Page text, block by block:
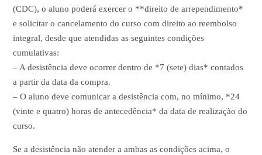
(CDC), o aluno poderá exercer o **direito de arrependimento*
e solicitar o cancelamento do curso com direito ao reembolso
integral, desde que atendidas as seguintes condições
cumulativas:
– A desistência deve ocorrer dentro de *7 (sete) dias* contados
a partir da data da compra.
– O aluno deve comunicar a desistência com, no mínimo, *24
(vinte e quatro) horas de antecedência* da data de realização do
curso.
Se a desistência não atender a ambas as condições acima, o